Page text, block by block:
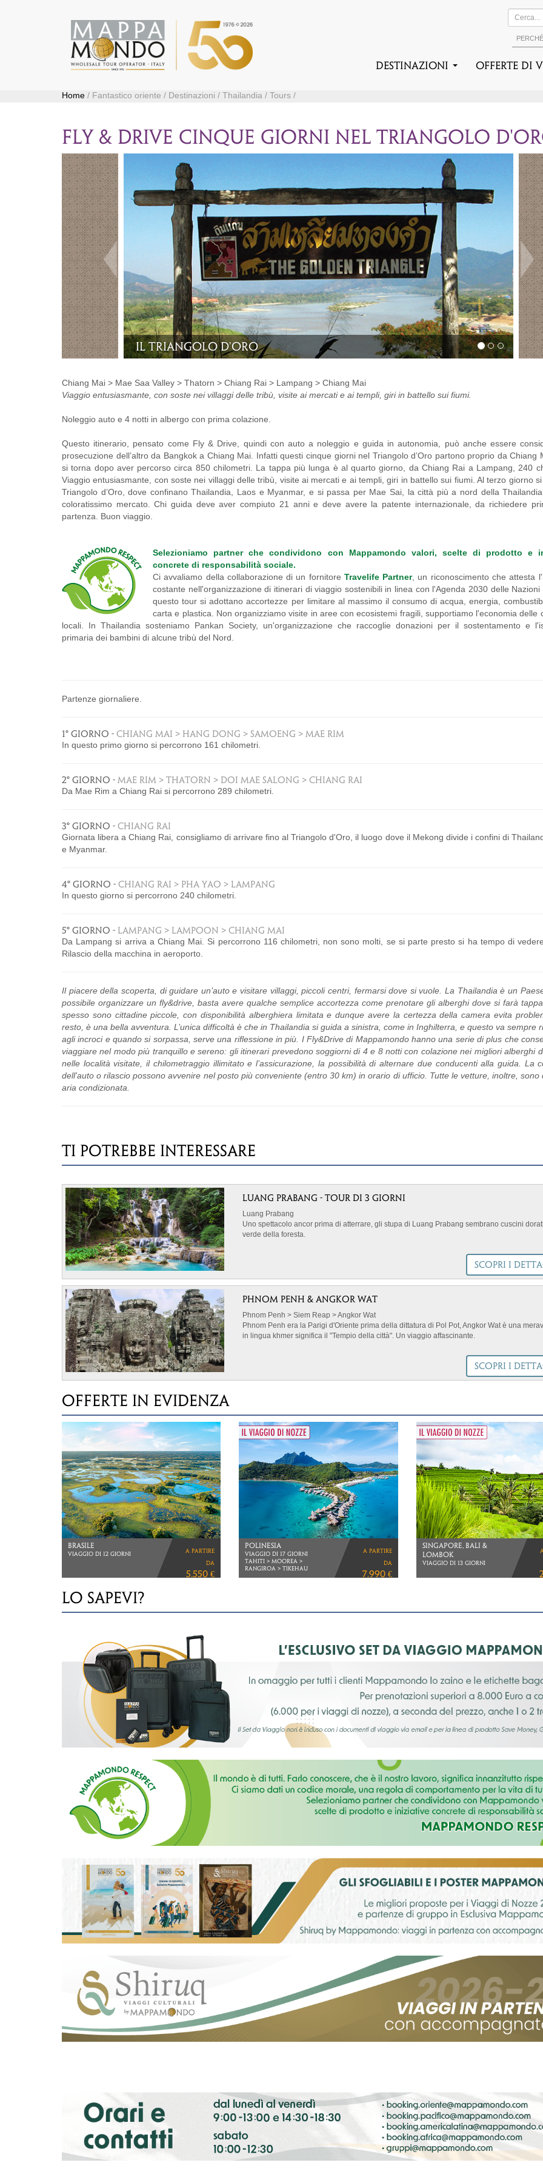
DESTINAZIONI Offerte di
Home / Fantastico oriente / Destinazioni / Thailandia / Tours /
FLY & DRIVE CINQUE GIORNI NEL TRIANGOLO
Chiang Rai
Precedente
Chiang Mai > Mae Saa Valley > Thatorn > Chiang Rai > Lampang > Chiang Mai
Viaggio entusiasmante, con soste nei villaggi delle tribù, visite ai mercati e ai templi, giri in battello sui fiumi.
Noleggio auto e 4 notti in albergo con prima colazione.
Questo itinerario, pensato come Fly & Drive, quindi con auto a noleggio e guida in autonomia, può anche essere
prosecuzione dell’altro da Bangkok a Chiang Mai. Infatti questi cinque giorni nel Triangolo d’Oro partono proprio da Chiang
si torna dopo aver percorso circa 850 chilometri. La tappa più lunga è al quarto giorno, da Chiang Rai a Lampang, 240
Viaggio entusiasmante, con soste nei villaggi delle tribù, visite ai mercati e ai templi, giri in battello sui fiumi. Al terzo giorno
Triangolo d’Oro, dove confinano Thailandia, Laos e Myanmar, e si passa per Mae Sai, la città più a nord della
coloratissimo mercato. Chi guida deve aver compiuto 21 anni e deve avere la patente internazionale, da richiedere
partenza. Buon viaggio.
Selezioniamo partner che condividono con Mappamondo valori, scelte di prodotto e
concrete di responsabilità sociale.
Ci avvaliamo della collaborazione di un fornitore Travelife Partner, un riconoscimento che attesta
costante nell'organizzazione di itinerari di viaggio sostenibili in linea con l'Agenda 2030 delle Nazioni
questo tour si adottano accortezze per limitare al massimo il consumo di acqua, energia,
carta e plastica. Non organizziamo visite in aree con ecosistemi fragili, supportiamo l'economia delle
locali. In Thailandia sosteniamo Pankan Society, un'organizzazione che raccoglie donazioni per il sostentamento e
primaria dei bambini di alcune tribù del Nord.
Partenze giornaliere.
1° GIORNO - CHIANG MAI > HANG DONG > SAMOENG > MAE RIM
In questo primo giorno si percorrono 161 chilometri.
2° GIORNO - MAE RIM > THATORN > DOI MAE SALONG > CHIANG RAI
Da Mae Rim a Chiang Rai si percorrono 289 chilometri.
3° GIORNO - CHIANG RAI
Giornata libera a Chiang Rai, consigliamo di arrivare fino al Triangolo d'Oro, il luogo dove il Mekong divide i confini di
e Myanmar.
4° GIORNO - CHIANG RAI > PHA YAO > LAMPANG
In questo giorno si percorrono 240 chilometri.
5° GIORNO - LAMPANG > LAMPOON > CHIANG MAI
Da Lampang si arriva a Chiang Mai. Si percorrono 116 chilometri, non sono molti, se si parte presto si ha tempo di
Rilascio della macchina in aeroporto.
Il piacere della scoperta, di guidare un’auto e visitare villaggi, piccoli centri, fermarsi dove si vuole. La Thailandia è un
possibile organizzare un fly&drive, basta avere qualche semplice accortezza come prenotare gli alberghi dove si farà
spesso sono cittadine piccole, con disponibilità alberghiera limitata e dunque avere la certezza della camera evita
resto, è una bella avventura. L’unica difficoltà è che in Thailandia si guida a sinistra, come in Inghilterra, e questo va sempre
agli incroci e quando si sorpassa, serve una riflessione in più. I Fly&Drive di Mappamondo hanno una serie di plus che
viaggiare nel modo più tranquillo e sereno: gli itinerari prevedono soggiorni di 4 e 8 notti con colazione nei migliori alberghi
nelle località visitate, il chilometraggio illimitato e l’assicurazione, la possibilità di alternare due conducenti alla guida. La
dell'auto o rilascio possono avvenire nel posto più conveniente (entro 30 km) in orario di ufficio. Tutte le vetture, inoltre, sono
aria condizionata.
TI POTREBBE INTERESSARE
LUANG PRABANG - TOUR DI 3 GIORNI
Luang Prabang
Uno spettacolo ancor prima di atterrare, gli stupa di Luang Prabang sembrano cuscini
verde della foresta.
.immagine-sinistra { float: left; /* Allinea l'immagine a sinistra */ margin-right: 18px; /*
spazio a destra dell'immagine */ margin-bottom: 5px; /* Aggiunge spazio sotto l'immagine */
Selezioniamo partner che condividono con Mappamondo valori, scelte di prodotto e
concrete di responsabilità sociale. Ci avvaliamo della collaborazione di un fornitore
Partner, un riconoscimento che attesta l'impegno costante nell'organizzazione di itinerari di
accortezze per limitare il consumo di acqua, energia, combustibili fossili, carta e plastica.
organizziamo visite in aree con ecosistemi fragili, supportiamo l'economia delle comunità
SCOPRI I
PHNOM PENH & ANGKOR WAT
Phnom Penh > Siem Reap > Angkor Wat
Phnom Penh era la Parigi d'Oriente prima della dittatura di Pol Pot, Angkor Wat è una
in lingua khmer significa il "Tempio della città". Un viaggio affascinante.
.immagine-sinistra { float: left; /* Allinea l'immagine a sinistra */ margin-right: 18px; /*
spazio a destra dell'immagine */ margin-bottom: 5px; /* Aggiunge spazio sotto l'immagine */
Selezioniamo partner che condividono con Mappamondo valori, scelte di prodotto e
accortezze per limitare il consumo di acqua, energia, combustibili fossili, carta e plastica.
organizziamo visite in aree con ecosistemi fragili, supportiamo l'economia delle comunità
SCOPRI I
OFFERTE IN EVIDENZA
THAILANDIA
BANGKOK E PHUKET
a partire
da
2.990 €
MERAVIGLIE
NAMIBIANE
VOLI LUFTHANSA
5.660 €
GIAPPONE E POLINESIA
VIAGGIO DI 21 GIORNI
VOLI DIRETTI ITA AIRWAYS
LO SAPEVI?